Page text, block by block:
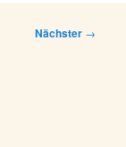
Nächster →